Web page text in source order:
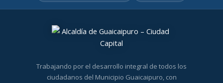
Trabajando por el desarrollo integral de todos los
ciudadanos del Municipio Guaicaipuro, con